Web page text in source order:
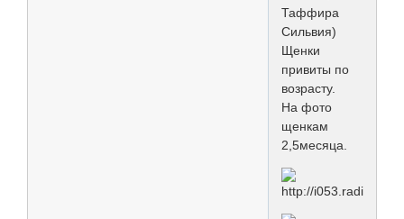
Таффира
Сильвия)
Щенки
привиты по
возрасту.
На фото
щенкам
2,5месяца.